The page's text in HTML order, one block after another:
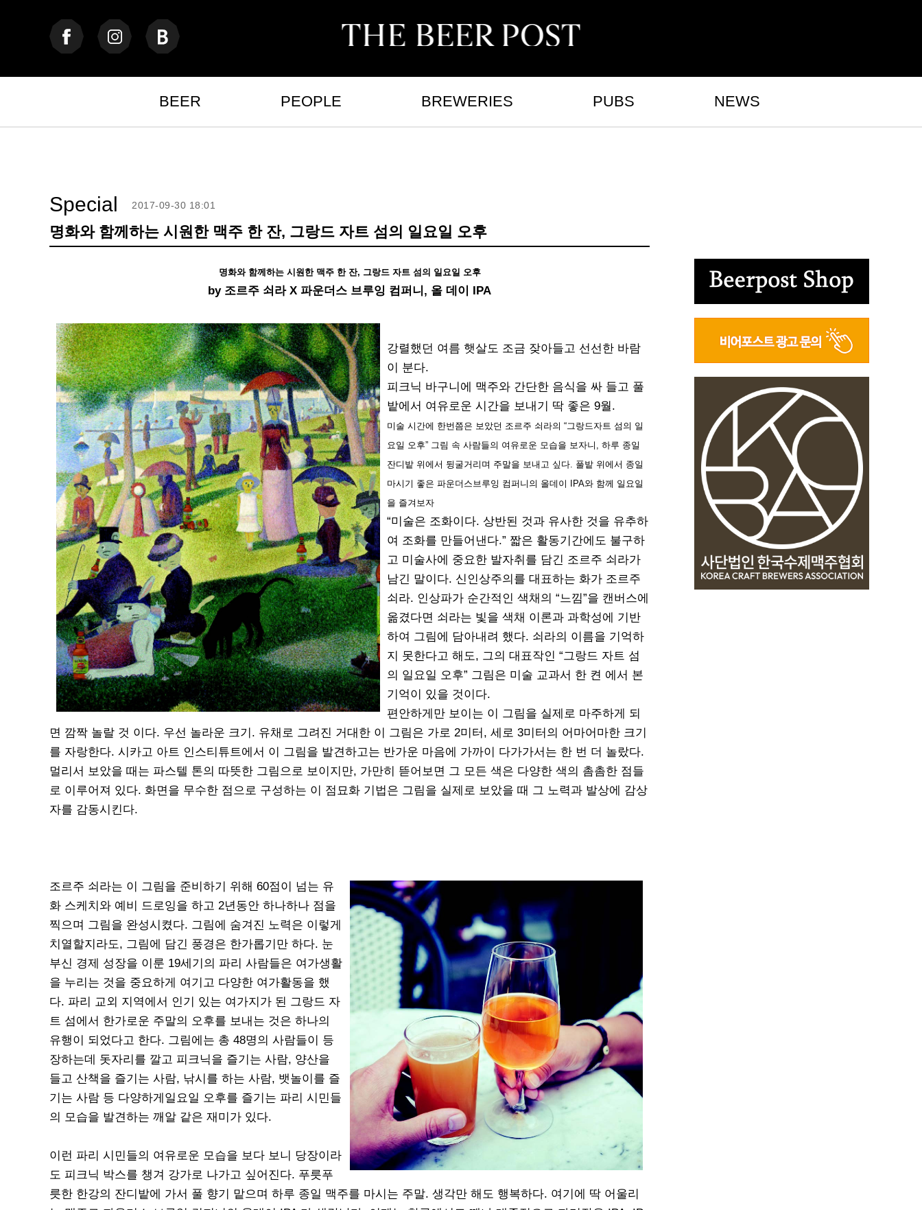
BEER PEOPLE BREWERIES PUBS NEWS
Special
명화와 함께하는 시원한 맥주 한 잔, 그랑드 자트 섬의 일요일 오후
2017-09-30 18:01
명화와 함께하는 시원한 맥주 한 잔, 그랑드 자트 섬의 일요일 오후
by 조르주 쇠라 X 파운더스 브루잉 컴퍼니, 올 데이 IPA
강렬했던 여름 햇살도 조금 잦아들고 선선한 바람
이 분다.
피크닉 바구니에 맥주와 간단한 음식을 싸 들고 풀
밭에서 여유로운 시간을 보내기 딱 좋은 9월.
미술 시간에 한번쯤은 보았던 조르주 쇠라의 “그랑드자트 섬의 일
요일 오후” 그림 속 사람들의 여유로운 모습을 보자니, 하루 종일
잔디밭 위에서 뒹굴거리며 주말을 보내고 싶다. 풀밭 위에서 종일
마시기 좋은 파운더스브루잉 컴퍼니의 올데이 IPA와 함께 일요일
을 즐겨보자
“미술은 조화이다. 상반된 것과 유사한 것을 유추하
여 조화를 만들어낸다.” 짧은 활동기간에도 불구하
고 미술사에 중요한 발자취를 담긴 조르주 쇠라가
남긴 말이다. 신인상주의를 대표하는 화가 조르주
쇠라. 인상파가 순간적인 색채의 “느낌”을 캔버스에
옮겼다면 쇠라는 빛을 색채 이론과 과학성에 기반
하여 그림에 담아내려 했다. 쇠라의 이름을 기억하
지 못한다고 해도, 그의 대표작인 “그랑드 자트 섬
의 일요일 오후” 그림은 미술 교과서 한 켠 에서 본
기억이 있을 것이다.
편안하게만 보이는 이 그림을 실제로 마주하게 되
면 깜짝 놀랄 것 이다. 우선 놀라운 크기. 유채로 그려진 거대한 이 그림은 가로 2미터, 세로 3미터의 어마어마한 크기
를 자랑한다. 시카고 아트 인스티튜트에서 이 그림을 발견하고는 반가운 마음에 가까이 다가가서는 한 번 더 놀랐다.
멀리서 보았을 때는 파스텔 톤의 따뜻한 그림으로 보이지만, 가만히 뜯어보면 그 모든 색은 다양한 색의 촘촘한 점들
로 이루어져 있다. 화면을 무수한 점으로 구성하는 이 점묘화 기법은 그림을 실제로 보았을 때 그 노력과 발상에 감상
자를 감동시킨다.
조르주 쇠라는 이 그림을 준비하기 위해 60점이 넘는 유
화 스케치와 예비 드로잉을 하고 2년동안 하나하나 점을
찍으며 그림을 완성시켰다. 그림에 숨겨진 노력은 이렇게
치열할지라도, 그림에 담긴 풍경은 한가롭기만 하다. 눈
부신 경제 성장을 이룬 19세기의 파리 사람들은 여가생활
을 누리는 것을 중요하게 여기고 다양한 여가활동을 했
다. 파리 교외 지역에서 인기 있는 여가지가 된 그랑드 자
트 섬에서 한가로운 주말의 오후를 보내는 것은 하나의
유행이 되었다고 한다. 그림에는 총 48명의 사람들이 등
장하는데 돗자리를 깔고 피크닉을 즐기는 사람, 양산을
들고 산책을 즐기는 사람, 낚시를 하는 사람, 뱃놀이를 즐
기는 사람 등 다양하게일요일 오후를 즐기는 파리 시민들
의 모습을 발견하는 깨알 같은 재미가 있다.
이런 파리 시민들의 여유로운 모습을 보다 보니 당장이라
도 피크닉 박스를 챙겨 강가로 나가고 싶어진다. 푸릇푸
릇한 한강의 잔디밭에 가서 풀 향기 맡으며 하루 종일 맥주를 마시는 주말. 생각만 해도 행복하다. 여기에 딱 어울리